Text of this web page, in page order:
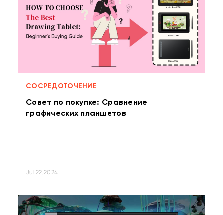
СОСРЕДОТОЧЕНИЕ
Совет по покупке: Сравнение
графических планшетов
Jul 22,2024